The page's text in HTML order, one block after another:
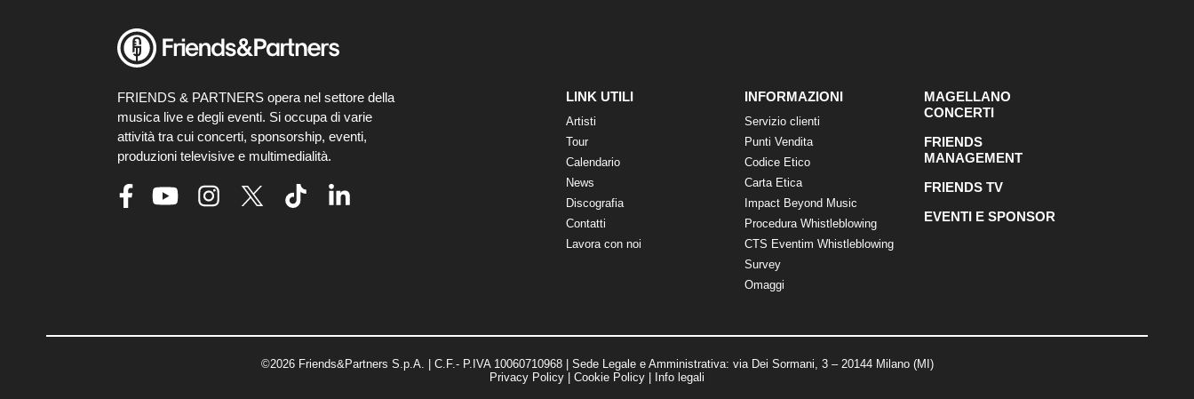
FRIENDS & PARTNERS opera nel settore della
musica live e degli eventi. Si occupa di varie
attività tra cui concerti, sponsorship, eventi,
produzioni televisive e multimedialità.
LINK UTILI
Artisti
Tour
Calendario
News
Discografia
Contatti
Lavora con noi
INFORMAZIONI
Servizio clienti
Punti Vendita
Codice Etico
Carta Etica
Impact Beyond Music
Procedura Whistleblowing
CTS Eventim Whistleblowing
Survey
Omaggi
MAGELLANO
CONCERTI
FRIENDS
MANAGEMENT
FRIENDS TV
EVENTI E SPONSOR
©2026 Friends&Partners S.p.A. | C.F.- P.IVA 10060710968 | Sede Legale e Amministrativa: via Dei Sormani, 3 – 20144 Milano (MI)
Privacy Policy
Cookie Policy
Info legali